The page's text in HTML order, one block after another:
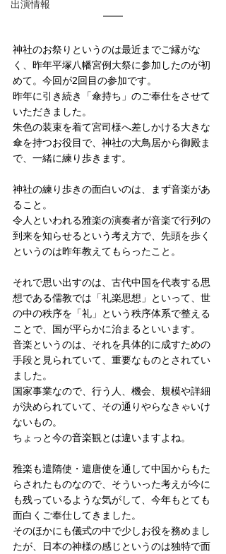
出演情報
神社のお祭りというのは最近までご縁がな
く、昨年平塚八幡宮例大祭に参加したのが初
めて。今回が2回目の参加です。
昨年に引き続き「傘持ち」のご奉仕をさせて
いただきました。
朱色の装束を着て宮司様へ差しかける大きな
傘を持つお役目で、神社の大鳥居から御殿ま
で、一緒に練り歩きます。
神社の練り歩きの面白いのは、まず音楽があ
ること。
令人といわれる雅楽の演奏者が音楽で行列の
到来を知らせるという考え方で、先頭を歩く
というのは昨年教えてもらったこと。
それで思い出すのは、古代中国を代表する思
想である儒教では「礼楽思想」といって、世
の中の秩序を「礼」という秩序体系で整える
ことで、国が平らかに治まるといいます。
音楽というのは、それを具体的に成すための
手段と見られていて、重要なものとされてい
ました。
国家事業なので、行う人、機会、規模や詳細
が決められていて、その通りやらなきゃいけ
ないもの。
ちょっと今の音楽観とは違いますよね。
雅楽も遣隋使・遣唐使を通して中国からもた
らされたものなので、そういった考えが今に
も残っているような気がして、今年もとても
面白くご奉仕してきました。
そのほかにも儀式の中で少しお役を務めまし
たが、日本の神様の感じというのは独特で面